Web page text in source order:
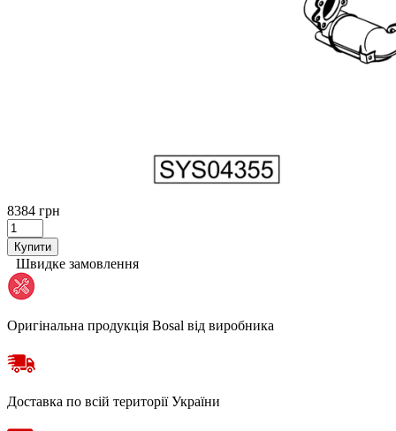
8384 грн
Купити
Швидке замовлення
Оригінальна продукція Bosal від виробника
Доставка по всій території України